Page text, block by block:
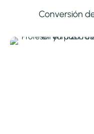
Conversión